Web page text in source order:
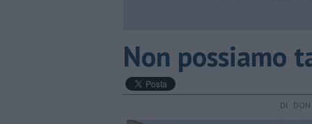
​Non possiamo
DI